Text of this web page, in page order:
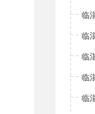
临
临
临
临
临